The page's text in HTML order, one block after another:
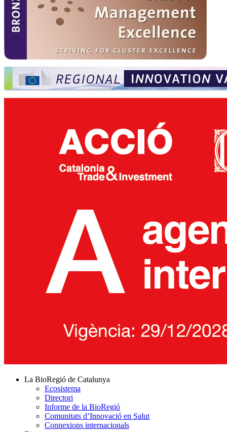
La BioRegió de Catalunya
Ecosistema
Directori
Informe de la BioRegió
Comunitats d’Innovació en Salut
Connexions internacionals